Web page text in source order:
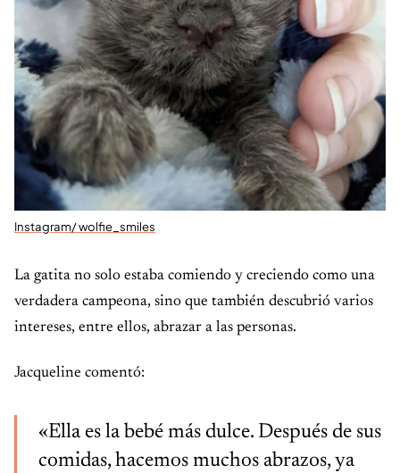
Instagram/ wolfie_smiles
La gatita no solo estaba comiendo y creciendo como una
verdadera campeona, sino que también descubrió varios
intereses, entre ellos, abrazar a las personas.
Jacqueline comentó:
«Ella es la bebé más dulce. Después de sus
comidas, hacemos muchos abrazos, ya